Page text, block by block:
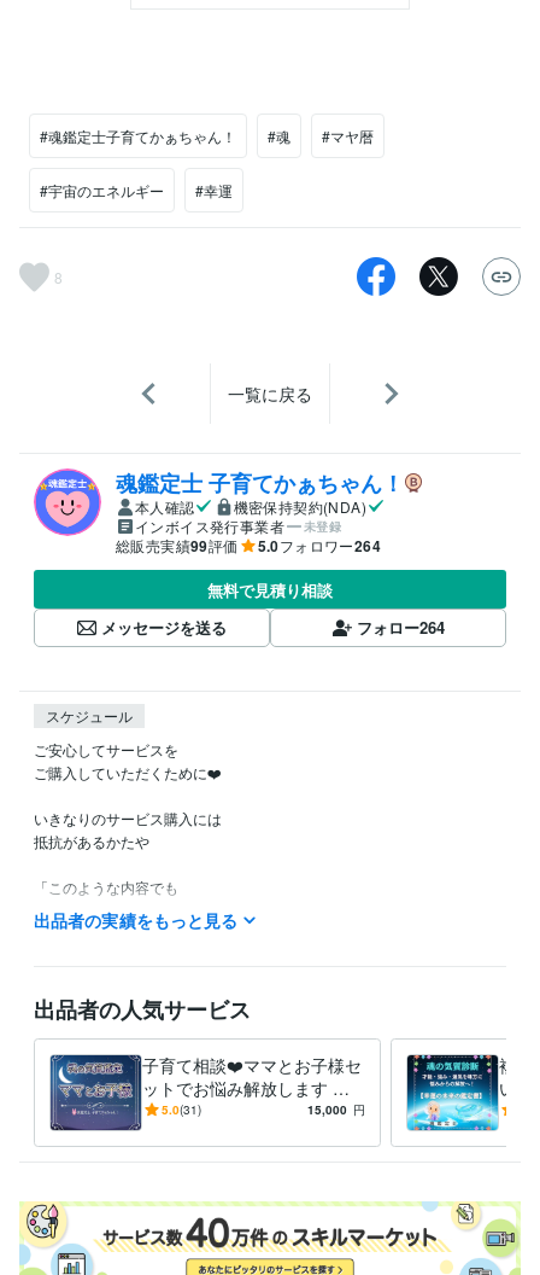
#魂鑑定士子育てかぁちゃん！ #魂 #マヤ暦
#宇宙のエネルギー #幸運
8
一覧に戻る
魂鑑定士 子育てかぁちゃん！
本人確認
機密保持契約(NDA)
インボイス発行事業者
未登録
総販売実績99評価 5.0フォロワー264
無料で見積り相談
メッセージを送る
フォロー264
スケジュール
ご安心してサービスを
ご購入していただくために❤️
いきなりのサービス購入には
抵抗があるかたや
「このような内容でも
鑑定してもらえるのかなぁ？」など
お気軽に
ホーム画面の「メッセージ」
のところから
お問い合わせください。
こちらから
返信させていただきまして
させていただきます❤️
ご納得いただけましたら
出品者の実績をもっと見る
出品者の人気サービス
子育て相談❤️ママとお子様セ
ットでお悩み解放します 親
子の「魂の気質」から読み解
5.0(31) 15,000 円
複数
いる
の
めに